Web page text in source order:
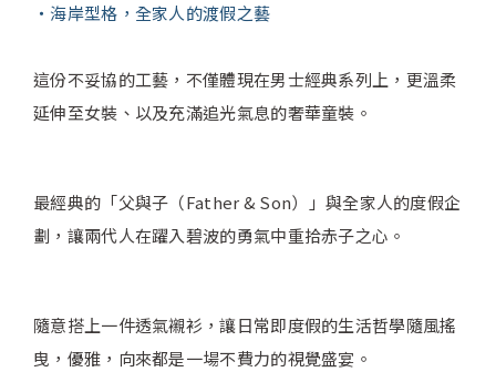
海岸型格，全家人的渡假之藝
這份不妥協的工藝，不僅體現在男士經典系列上，更溫柔
延伸至女裝、以及充滿追光氣息的奢華童裝。
最經典的「父與子（Father & Son）」與全家人的度假企
劃，讓兩代人在躍入碧波的勇氣中重拾赤子之心。
隨意搭上一件透氣襯衫，讓日常即度假的生活哲學隨風搖
曳，優雅，向來都是一場不費力的視覺盛宴。